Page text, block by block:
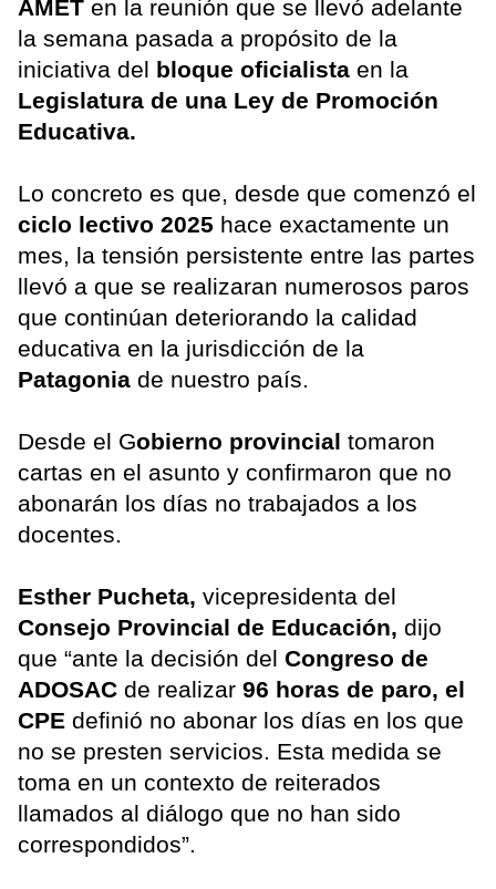
AMET en la reunión que se llevó adelante
la semana pasada a propósito de la
iniciativa del bloque oficialista en la
Legislatura de una Ley de Promoción
Educativa.
Lo concreto es que, desde que comenzó el
ciclo lectivo 2025 hace exactamente un
mes, la tensión persistente entre las partes
llevó a que se realizaran numerosos paros
que continúan deteriorando la calidad
educativa en la jurisdicción de la
Patagonia de nuestro país.
Desde el Gobierno provincial tomaron
cartas en el asunto y confirmaron que no
abonarán los días no trabajados a los
docentes.
Esther Pucheta, vicepresidenta del
Consejo Provincial de Educación, dijo
que “ante la decisión del Congreso de
ADOSAC de realizar 96 horas de paro, el
CPE definió no abonar los días en los que
no se presten servicios. Esta medida se
toma en un contexto de reiterados
llamados al diálogo que no han sido
correspondidos”.